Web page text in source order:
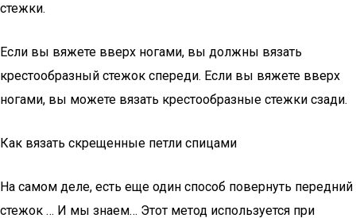
стежки.
Если вы вяжете вверх ногами, вы должны вязать
крестообразный стежок спереди. Если вы вяжете вверх
ногами, вы можете вязать крестообразные стежки сзади.
Как вязать скрещенные петли спицами
На самом деле, есть еще один способ повернуть передний
стежок … И мы знаем… Этот метод используется при